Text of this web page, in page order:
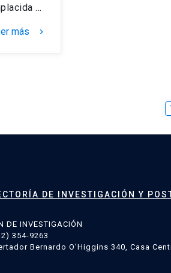
…
más keyboard_arrow_right
DE INVESTIGACIÓN Y
DE INVESTIGACIÓN
354-9263
Bernardo O’Higgins 340, Casa